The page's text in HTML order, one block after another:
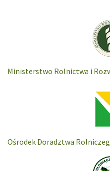
Ministerstwo Rolnictwa i
Ośrodek Doradztwa